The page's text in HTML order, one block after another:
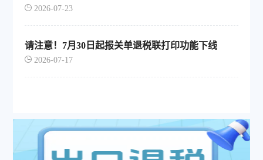
2026-07-23
请注意！7月30日起报关单退税联打印功能下线
2026-07-17